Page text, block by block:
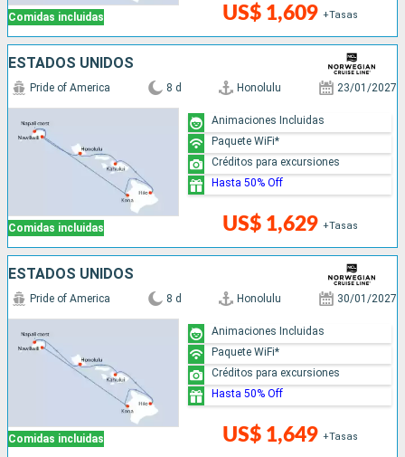
Comidas incluidas US$ 1,609 +Tasas
ESTADOS UNIDOS
Comidas incluidas
Pride of America 8 d Honolulu 23/01/2027
US$ 1,629 +Tasas
Animaciones Incluidas
Paquete WiFi*
Créditos para excursiones
Hasta 50% Off
ESTADOS UNIDOS
Comidas incluidas
Pride of America 8 d Honolulu 30/01/2027
US$ 1,649 +Tasas
Animaciones Incluidas
Paquete WiFi*
Créditos para excursiones
Hasta 50% Off